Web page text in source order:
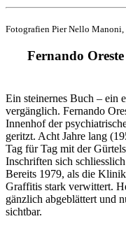
Fotografien Pier Nello Manoni,
Fernando
Ein steinernes Buch – ein
vergänglich. Fernando
Innenhof der
geritzt. Acht Jahre lang
Tag für Tag mit der
Inschriften sich
Bereits 1979, als die
Graffitis stark verwittert.
gänzlich abgeblättert und
sichtbar.